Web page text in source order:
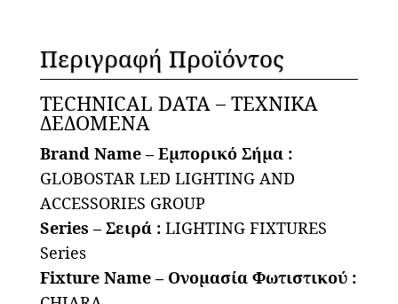
IP20
-
Μπεζ
-
Μ25
x
Π12
x
Υ26cm
ποσότητα
Περιγραφή Προϊόντος
TECHNICAL DATA – ΤΕΧΝΙΚΑ
ΔΕΔΟΜΕΝΑ
Brand Name – Εμπορικό Σήμα :
GLOBOSTAR LED LIGHTING AND
ACCESSORIES GROUP
Series – Σειρά :LIGHTING FIXTURES
Series
Fixture Name – Ονομασία Φωτιστικού :